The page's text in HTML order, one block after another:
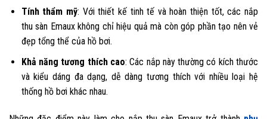
Tính thẩm mỹ: Với thiết kế tinh tế và hoàn thiện tốt, các nắp
thu sàn Emaux không chỉ hiệu quả mà còn góp phần tạo nên vẻ
đẹp tổng thể của hồ bơi.
Khả năng tương thích cao: Các nắp này thường có kích thước
và kiểu dáng đa dạng, dễ dàng tương thích với nhiều loại hệ
thống hồ bơi khác nhau.